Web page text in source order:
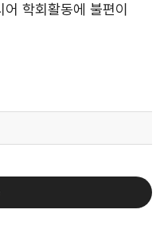
학회활동에 불편이